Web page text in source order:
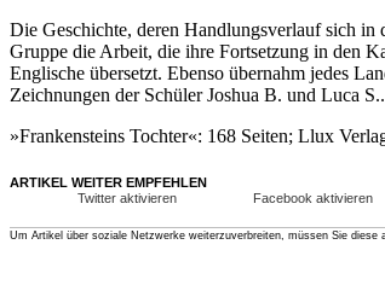
Die Geschichte, deren Handlungsverlauf sich in
Gruppe die Arbeit, die ihre Fortsetzung in den
Englische übersetzt. Ebenso übernahm jedes
Zeichnungen der Schüler Joshua B. und Luca
»Frankensteins Tochter«: 168 Seiten; Llux
ARTIKEL WEITER EMPFEHLEN
Twitter aktivieren
Facebook aktivieren
Um Artikel über soziale Netzwerke weiterzuverbreiten, müssen Sie diese